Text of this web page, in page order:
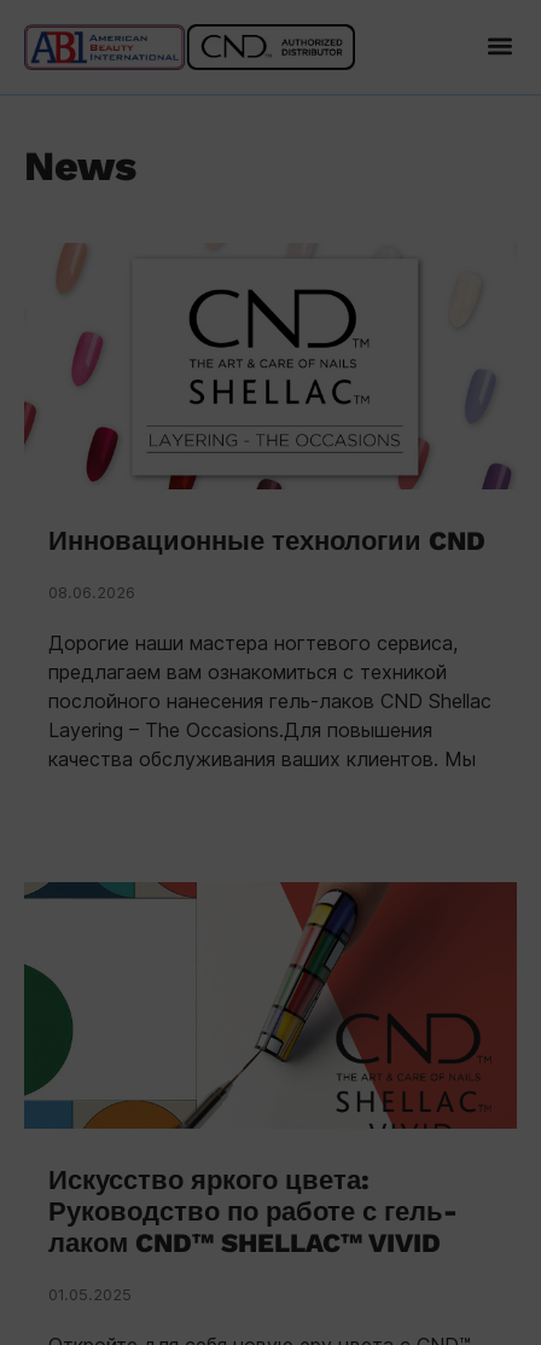
News
Инновационные технологии CND
08.06.2026
Дорогие наши мастера ногтевого сервиса,
предлагаем вам ознакомиться с техникой
послойного нанесения гель-лаков CND Shellac
Layering – The Occasions.Для повышения
качества обслуживания ваших клиентов. Мы
Искусство яркого цвета:
Руководство по работе с гель-
лаком CND™ SHELLAC™ VIVID
01.05.2025